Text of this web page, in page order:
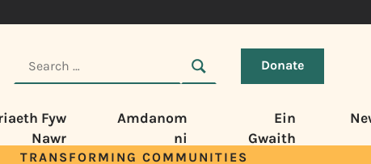
Donate
Fyw
Nawr
Amdanom
ni
Ein
Gwaith
TRANSFORMING COMMUNITIES